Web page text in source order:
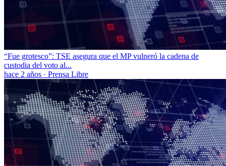
“Fue grotesco”: TSE asegura que el MP vulneró la cadena de
custodia del voto al...
hace 2 años · Prensa Libre